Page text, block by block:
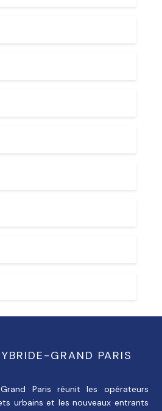
GRAND PARIS
Paris réunit les opérateurs
urbains et les nouveaux entrants